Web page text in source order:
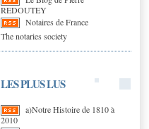
REDOUTEY
Notaires de France
The notaries society
LES PLUS LUS
a)Notre Histoire de 1810 à
2010